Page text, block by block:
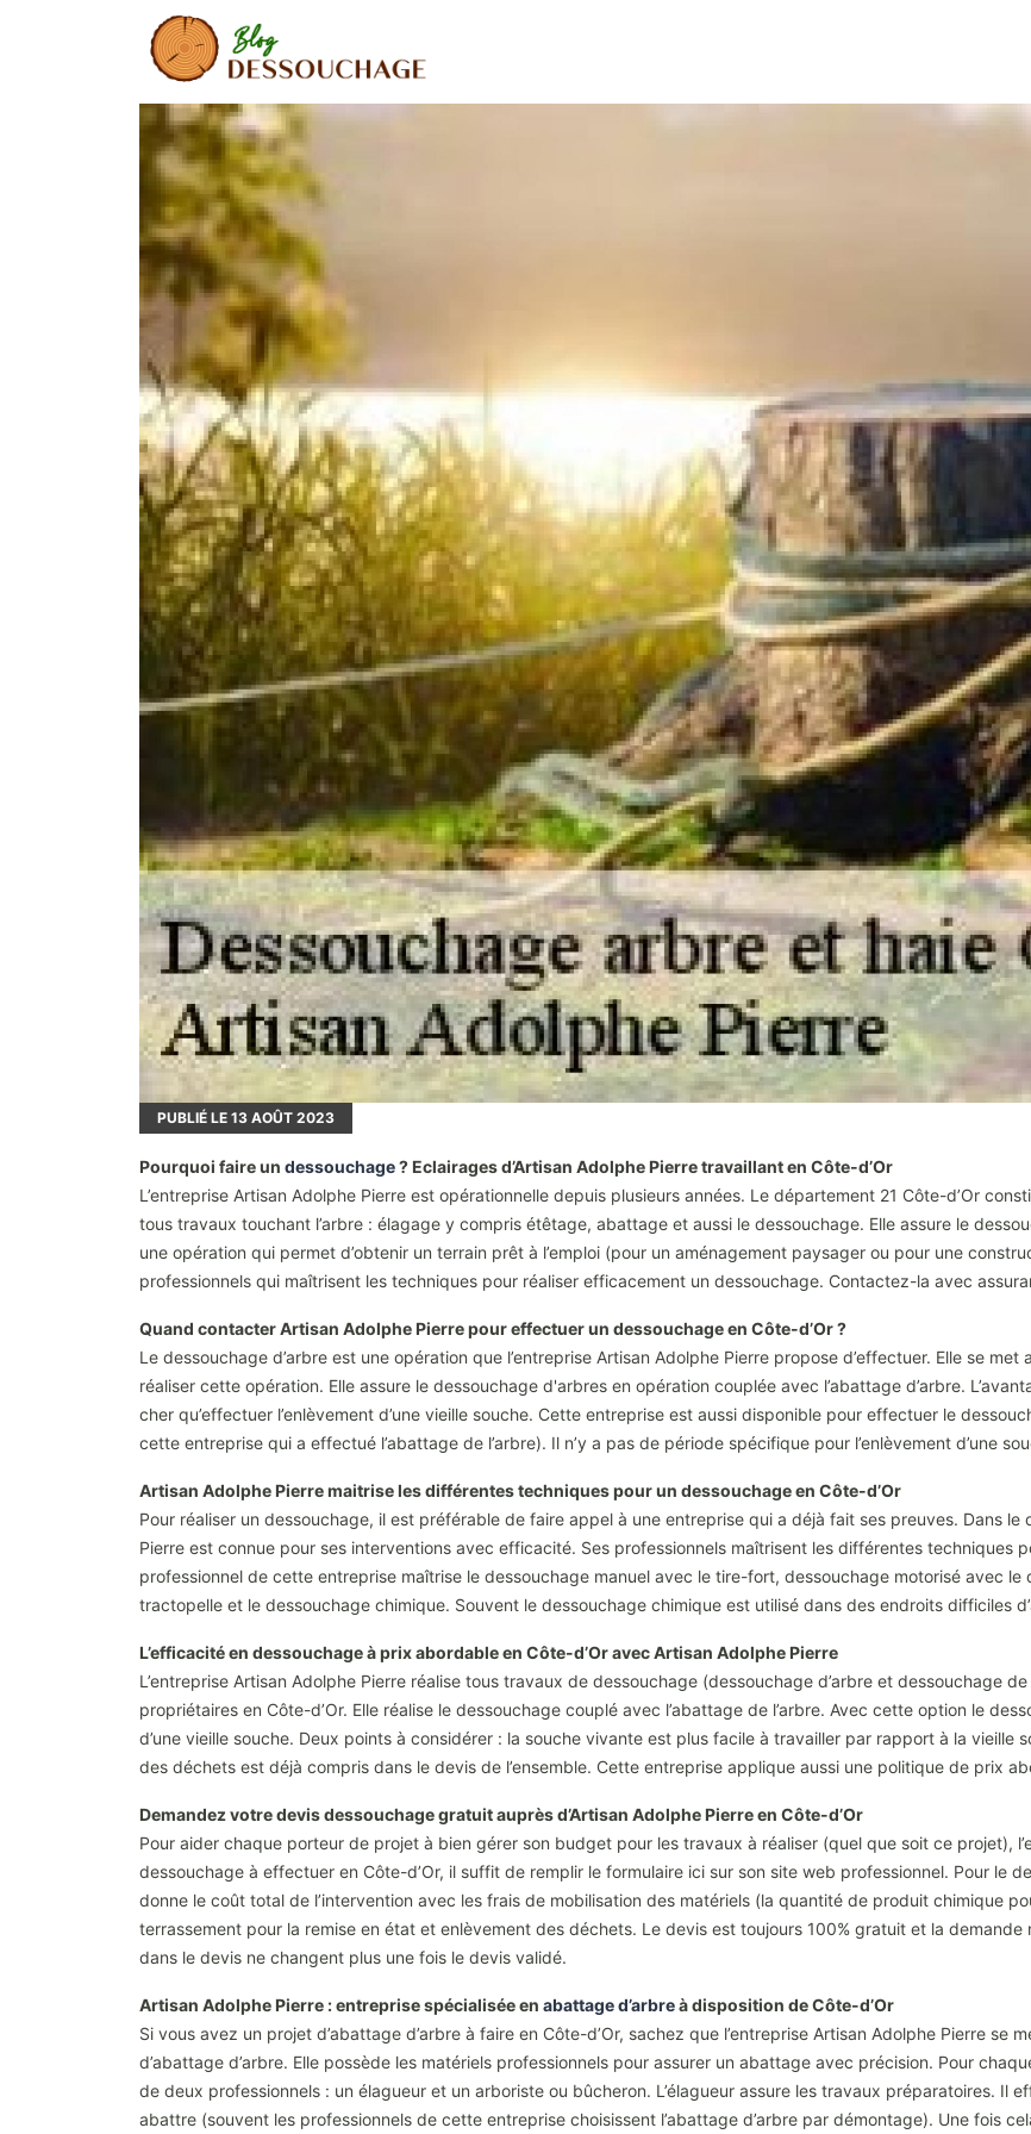
PUBLIÉ LE 13 AOÛT 2023
Pourquoi faire un dessouchage? Eclairages d’Artisan Adolphe Pierre travaillant en Côte-d’Or
L’entreprise Artisan Adolphe Pierre est opérationnelle depuis plusieurs années. Le département 21 Côte-d’Or
tous travaux touchant l’arbre : élagage y compris étêtage, abattage et aussi le dessouchage. Elle assure le
une opération qui permet d’obtenir un terrain prêt à l’emploi (pour un aménagement paysager ou pour une
professionnels qui maîtrisent les techniques pour réaliser efficacement un dessouchage. Contactez-la avec
Quand contacter Artisan Adolphe Pierre pour effectuer un dessouchage en Côte-d’Or ?
Le dessouchage d’arbre est une opération que l’entreprise Artisan Adolphe Pierre propose d’effectuer. Elle se
réaliser cette opération. Elle assure le dessouchage d'arbres en opération couplée avec l’abattage d’arbre.
cher qu’effectuer l’enlèvement d’une vieille souche. Cette entreprise est aussi disponible pour effectuer le
cette entreprise qui a effectué l’abattage de l’arbre). Il n’y a pas de période spécifique pour l’enlèvement d’une
Artisan Adolphe Pierre maitrise les différentes techniques pour un dessouchage en Côte-d’Or
Pour réaliser un dessouchage, il est préférable de faire appel à une entreprise qui a déjà fait ses preuves. Dans le
Pierre est connue pour ses interventions avec efficacité. Ses professionnels maîtrisent les différentes techniques
professionnel de cette entreprise maîtrise le dessouchage manuel avec le tire-fort, dessouchage motorisé avec le
tractopelle et le dessouchage chimique. Souvent le dessouchage chimique est utilisé dans des endroits difficiles
L’efficacité en dessouchage à prix abordable en Côte-d’Or avec Artisan Adolphe Pierre
L’entreprise Artisan Adolphe Pierre réalise tous travaux de dessouchage (dessouchage d’arbre et dessouchage
propriétaires en Côte-d’Or. Elle réalise le dessouchage couplé avec l’abattage de l’arbre. Avec cette option le
d’une vieille souche. Deux points à considérer : la souche vivante est plus facile à travailler par rapport à la vieille
des déchets est déjà compris dans le devis de l’ensemble. Cette entreprise applique aussi une politique de prix
Demandez votre devis dessouchage gratuit auprès d’Artisan Adolphe Pierre en Côte-d’Or
Pour aider chaque porteur de projet à bien gérer son budget pour les travaux à réaliser (quel que soit ce projet),
dessouchage à effectuer en Côte-d’Or, il suffit de remplir le formulaire ici sur son site web professionnel. Pour le
donne le coût total de l’intervention avec les frais de mobilisation des matériels (la quantité de produit chimique
terrassement pour la remise en état et enlèvement des déchets. Le devis est toujours 100% gratuit et la demande
dans le devis ne changent plus une fois le devis validé.
Artisan Adolphe Pierre : entreprise spécialisée en abattage d’arbreà disposition de Côte-d’Or
Si vous avez un projet d’abattage d’arbre à faire en Côte-d’Or, sachez que l’entreprise Artisan Adolphe Pierre se
d’abattage d’arbre. Elle possède les matériels professionnels pour assurer un abattage avec précision. Pour
de deux professionnels : un élagueur et un arboriste ou bûcheron. L’élagueur assure les travaux préparatoires. Il
abattre (souvent les professionnels de cette entreprise choisissent l’abattage d’arbre par démontage). Une fois